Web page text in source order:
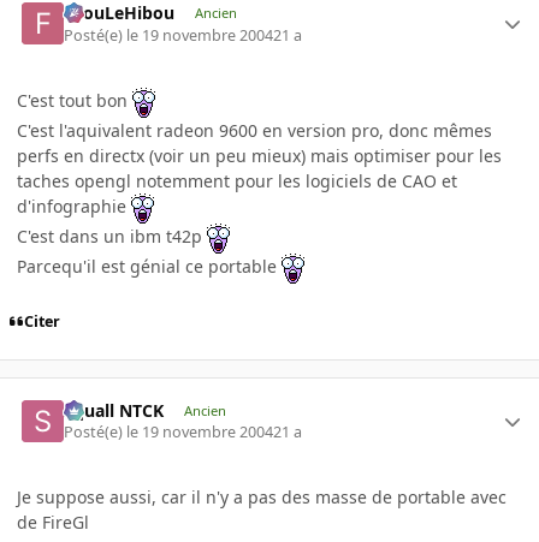
FilouLeHibou Ancien
Posté(e) le 19 novembre 200421 a
C'est tout bon
C'est l'aquivalent radeon 9600 en version pro, donc mêmes
perfs en directx (voir un peu mieux) mais optimiser pour les
taches opengl notemment pour les logiciels de CAO et
d'infographie
C'est dans un ibm t42p
Parcequ'il est génial ce portable
Citer
Squall NTCK Ancien
Posté(e) le 19 novembre 200421 a
Je suppose aussi, car il n'y a pas des masse de portable avec
de FireGl